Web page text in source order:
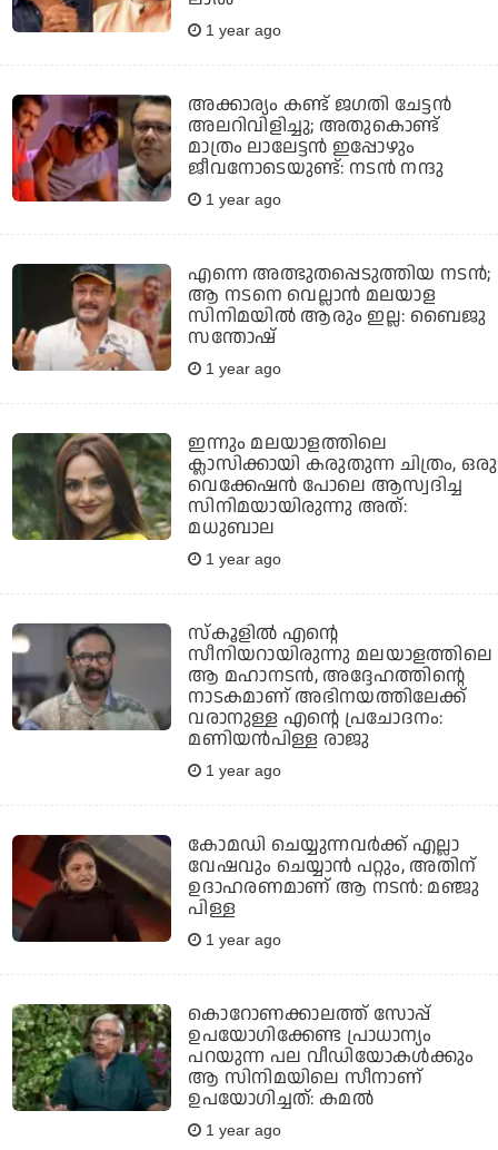
1 year ago
അക്കാര്യം കണ്ട് ജഗതി ചേട്ടൻ
അലറിവിളിച്ചു; അതുകൊണ്ട്
മാത്രം ലാലേട്ടൻ ഇപ്പോഴും
ജീവനോടെയുണ്ട്: നടൻ നന്ദു
1 year ago
എന്നെ അത്ഭുതപ്പെടുത്തിയ നടന്‍;
ആ നടനെ വെല്ലാന്‍ മലയാള
സിനിമയില്‍ ആരും ഇല്ല: ബൈജു
സന്തോഷ്
1 year ago
ഇന്നും മലയാളത്തിലെ
ക്ലാസിക്കായി കരുതുന്ന ചിത്രം, ഒരു
വെക്കേഷൻ പോലെ ആസ്വദിച്ച
സിനിമയായിരുന്നു അത്:
മധുബാല
1 year ago
സ്‌കൂളില്‍ എന്റെ
സീനിയറായിരുന്നു മലയാളത്തിലെ
ആ മഹാനടന്‍, അദ്ദേഹത്തിന്റെ
നാടകമാണ് അഭിനയത്തിലേക്ക്
വരാനുള്ള എന്റെ പ്രചോദനം:
മണിയന്‍പിള്ള രാജു
1 year ago
കോമഡി ചെയ്യുന്നവര്‍ക്ക് എല്ലാ
വേഷവും ചെയ്യാന്‍ പറ്റും, അതിന്
ഉദാഹരണമാണ് ആ നടന്‍: മഞ്ജു
പിള്ള
1 year ago
കൊറോണക്കാലത്ത് സോപ്പ്
ഉപയോഗിക്കേണ്ട പ്രാധാന്യം
പറയുന്ന പല വീഡിയോകള്‍ക്കും
ആ സിനിമയിലെ സീനാണ്
ഉപയോഗിച്ചത്: കമല്‍
1 year ago